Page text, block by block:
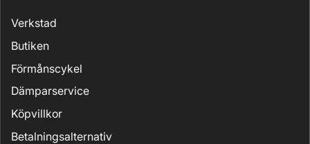
Verkstad
Butiken
Förmånscykel
Dämparservice
Köpvillkor
Betalningsalternativ